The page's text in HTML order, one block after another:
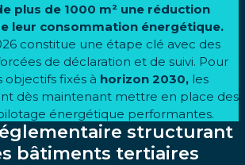
plus de 1000 m² une réduction
leur consommation énergétique.
constitue une étape clé avec des
de déclaration et de suivi. Pour
objectifs fixés à horizon 2030,les
dès maintenant mettre en place des
énergétique performantes.
structurant
bâtiments tertiaires